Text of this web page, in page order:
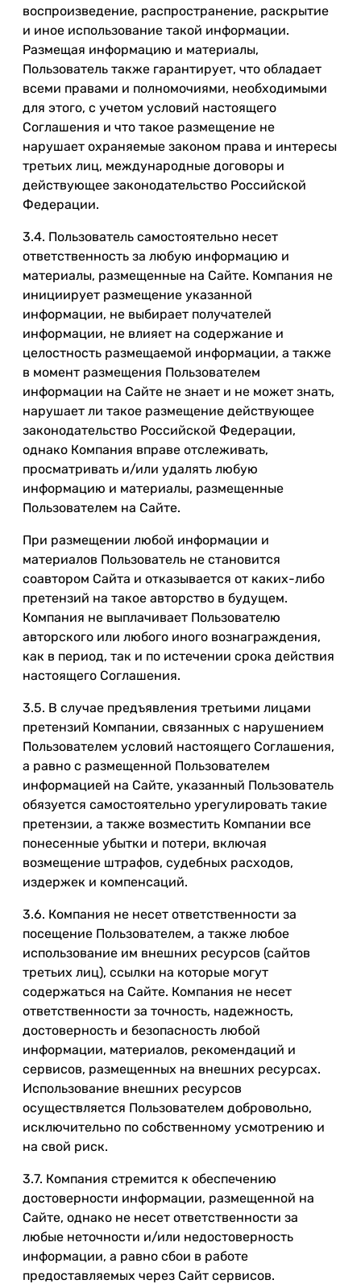
воспроизведение, распространение, раскрытие
и иное использование такой информации.
Размещая информацию и материалы,
Пользователь также гарантирует, что обладает
всеми правами и полномочиями, необходимыми
для этого, с учетом условий настоящего
Соглашения и что такое размещение не
нарушает охраняемые законом права и интересы
третьих лиц, международные договоры и
действующее законодательство Российской
Федерации.
3.4. Пользователь самостоятельно несет
ответственность за любую информацию и
материалы, размещенные на Сайте. Компания не
инициирует размещение указанной
информации, не выбирает получателей
информации, не влияет на содержание и
целостность размещаемой информации, а также
в момент размещения Пользователем
информации на Сайте не знает и не может знать,
нарушает ли такое размещение действующее
законодательство Российской Федерации,
однако Компания вправе отслеживать,
просматривать и/или удалять любую
информацию и материалы, размещенные
Пользователем на Сайте.
При размещении любой информации и
материалов Пользователь не становится
соавтором Сайта и отказывается от каких-либо
претензий на такое авторство в будущем.
Компания не выплачивает Пользователю
авторского или любого иного вознаграждения,
как в период, так и по истечении срока действия
настоящего Соглашения.
3.5. В случае предъявления третьими лицами
претензий Компании, связанных с нарушением
Пользователем условий настоящего Соглашения,
а равно с размещенной Пользователем
информацией на Сайте, указанный Пользователь
обязуется самостоятельно урегулировать такие
претензии, а также возместить Компании все
понесенные убытки и потери, включая
возмещение штрафов, судебных расходов,
издержек и компенсаций.
3.6. Компания не несет ответственности за
посещение Пользователем, а также любое
использование им внешних ресурсов (сайтов
третьих лиц), ссылки на которые могут
содержаться на Сайте. Компания не несет
ответственности за точность, надежность,
достоверность и безопасность любой
информации, материалов, рекомендаций и
сервисов, размещенных на внешних ресурсах.
Использование внешних ресурсов
осуществляется Пользователем добровольно,
исключительно по собственному усмотрению и
на свой риск.
3.7. Компания стремится к обеспечению
достоверности информации, размещенной на
Сайте, однако не несет ответственности за
любые неточности и/или недостоверность
информации, а равно сбои в работе
предоставляемых через Сайт сервисов.